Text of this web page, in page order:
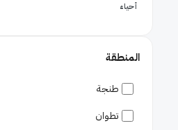
أحياء
مارينا طنجة
كورنيش طنجة
مطارات
المنطقة
طنجة
تطوان